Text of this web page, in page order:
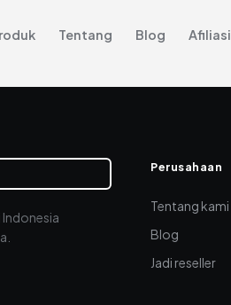
Tentang Blog Afiliasi
Perusahaan
Tentang kami
Blog
Jadi reseller